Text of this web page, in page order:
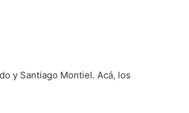
y Santiago Montiel. Acá, los